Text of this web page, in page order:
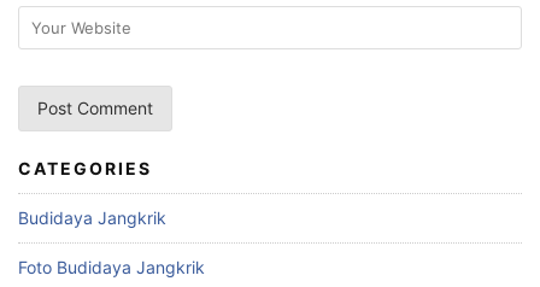
CATEGORIES
Budidaya Jangkrik
Foto Budidaya Jangkrik